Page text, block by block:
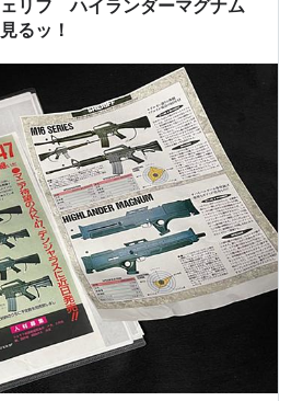
リフ ハイランダーマグナム
るッ！